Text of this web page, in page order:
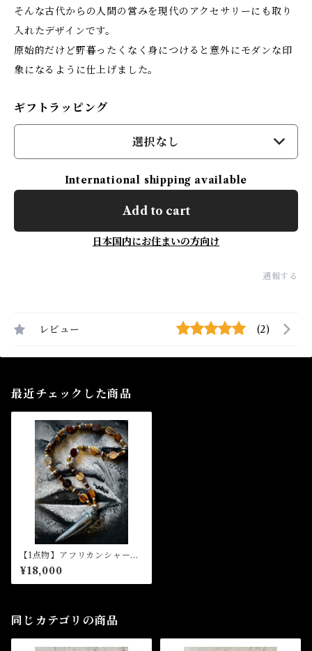
そんな古代からの人間の営みを現代のアクセサリーにも取り
入れたデザインです。
原始的だけど野暮ったくなく身につけると意外にモダンな印
象になるように仕上げました。
ギフトラッピング
選択なし
International shipping available
Add to cart
日本国内にお住まいの方向け
通報する
レビュー (2)
最近チェックした商品
【1点物】アフリカンシャーマ
ンを夢見て。シャーマニック
トライバルネックレス ver.4
¥18,000
同じカテゴリの商品